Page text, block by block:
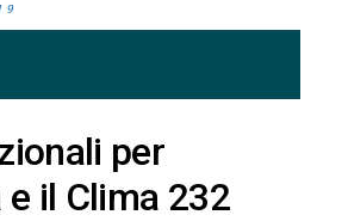
per
e il Clima 232